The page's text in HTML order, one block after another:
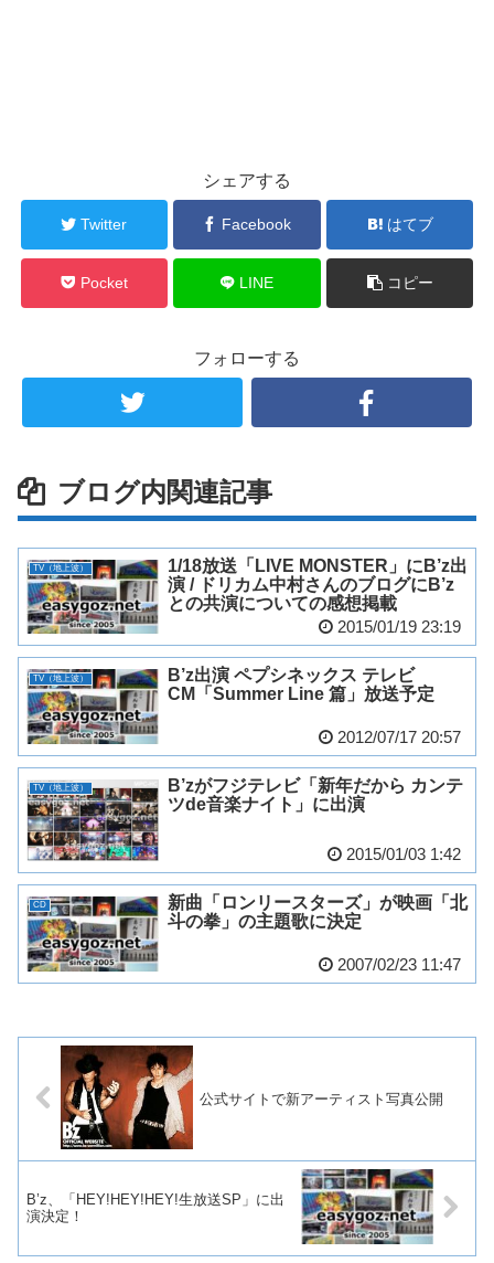
シェアする
Twitter Facebook はてブ
Pocket LINE コピー
フォローする
ブログ内関連記事
TV（地上波）
1/18放送「LIVE MONSTER」にB’z出
演 / ドリカム中村さんのブログにB’z
との共演についての感想掲載
2015/01/19 23:19
TV（地上波）
B’z出演 ペプシネックス テレビ
CM「Summer Line 篇」放送予定
2012/07/17 20:57
TV（地上波）
B’zがフジテレビ「新年だから カンテ
ツde音楽ナイト」に出演
2015/01/03 1:42
CD
新曲「ロンリースターズ」が映画「北
斗の拳」の主題歌に決定
2007/02/23 11:47
公式サイトで新アーティスト写真公開
B’z、「HEY!HEY!HEY!生放送SP」に出
演決定！